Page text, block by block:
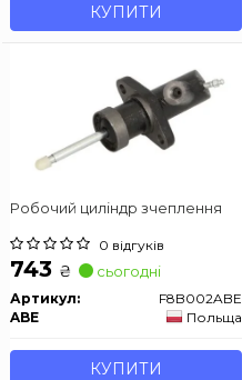
КУПИТИ
Робочий циліндр зчеплення
0 відгуків
743 ₴ сьогодні
Артикул:
F8B002ABE
ABE
Польща
КУПИТИ